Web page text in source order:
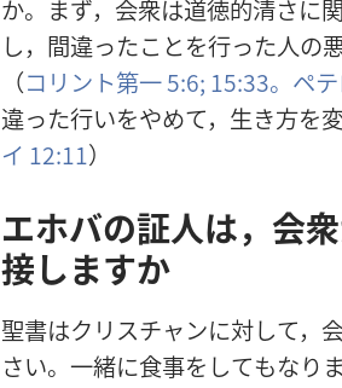
か。まず， 会衆は道徳的清さに関
し， 間違ったことを行った人の
（コリント第一5:6; 15:33。 ペ
違った行いをやめて， 生き方を
イ 12:11）
エホバの証人は， 会衆
接しますか
聖書はクリスチャンに対して，
さい。 一緒に食事をしてもなり